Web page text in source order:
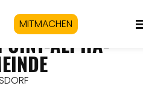
MITMACHEN
ALPHA-